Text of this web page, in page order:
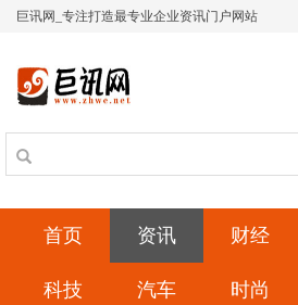
巨讯网_专注打造最专业企业资讯门户网站
首页 资讯 财经
科技 汽车 时尚